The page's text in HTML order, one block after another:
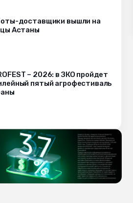
доставщики вышли на
Астаны
– 2026: в ЗКО пройдет
пятый агрофестиваль